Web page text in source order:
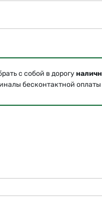
с собой в дорогу
бесконтактной